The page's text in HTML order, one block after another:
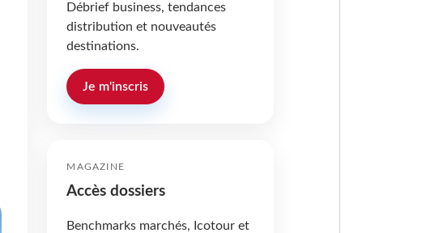
Débrief business, tendances
distribution et nouveautés
destinations.
Je m'inscris
MAGAZINE
Accès dossiers
Benchmarks marchés, Icotour et